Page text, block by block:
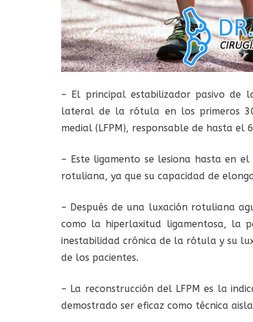
– El principal estabilizador pasivo de
lateral de la rótula en los primeros
medial (LFPM), responsable de hasta el
– Este ligamento se lesiona hasta en
rotuliana, ya que su capacidad de
– Después de una luxación rotuliana
como la hiperlaxitud ligamentosa, la
inestabilidad crónica de la rótula y su
de los pacientes.
– La reconstrucción del LFPM es la
demostrado ser eficaz como técnica